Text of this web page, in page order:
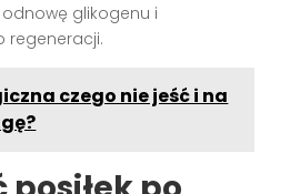
glikogenu i
regeneracji.
czego nie jeść i na